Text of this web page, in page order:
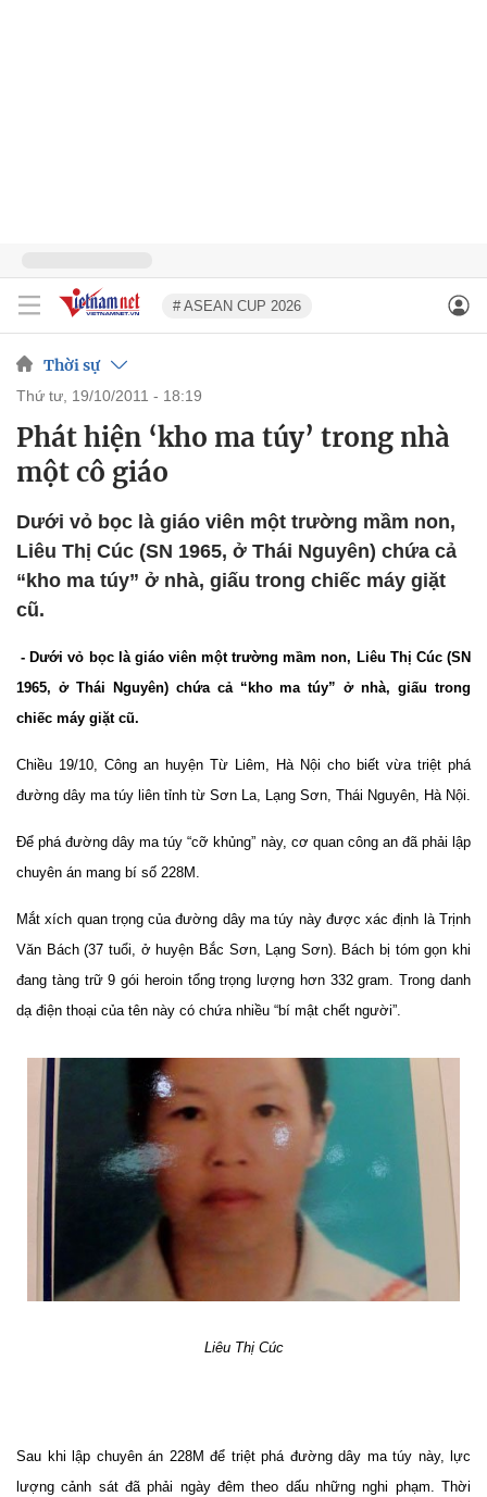
# ASEAN CUP 2026
Thời sự
thứ tư, 19/10/2011 - 18:19
Phát hiện ‘kho ma túy’ trong nhà
một cô giáo
Dưới vỏ bọc là giáo viên một trường mầm non,
Liêu Thị Cúc (SN 1965, ở Thái Nguyên) chứa cả
“kho ma túy” ở nhà, giấu trong chiếc máy giặt
cũ.
- Dưới vỏ bọc là giáo viên một trường mầm non, Liêu Thị Cúc (SN
1965, ở Thái Nguyên) chứa cả “kho ma túy” ở nhà, giấu trong
chiếc máy giặt cũ.
Chiều 19/10, Công an huyện Từ Liêm, Hà Nội cho biết vừa triệt phá
đường dây ma túy liên tỉnh từ Sơn La, Lạng Sơn, Thái Nguyên, Hà Nội.
Để phá đường dây ma túy “cỡ khủng” này, cơ quan công an đã phải lập
chuyên án mang bí số 228M.
Mắt xích quan trọng của đường dây ma túy này được xác định là Trịnh
Văn Bách (37 tuổi, ở huyện Bắc Sơn, Lạng Sơn). Bách bị tóm gọn khi
đang tàng trữ 9 gói heroin tổng trọng lượng hơn 332 gram. Trong danh
dạ điện thoại của tên này có chứa nhiều “bí mật chết người”.
Liêu Thị Cúc
Sau khi lập chuyên án 228M để triệt phá đường dây ma túy này, lực
lượng cảnh sát đã phải ngày đêm theo dấu những nghi phạm. Thời